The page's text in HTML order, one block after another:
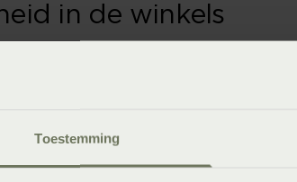
Toestemming
in de winkels
niet altijd verkrijgbaar in de winkel. Wil
naar de beschikbaarheid.